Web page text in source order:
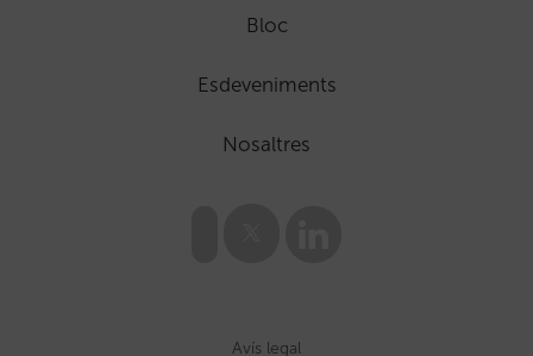
Bloc
Esdeveniments
Nosaltres
Avís legal